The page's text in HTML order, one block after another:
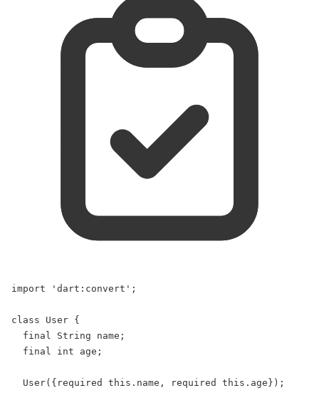
import 'dart:convert' ;
class User {
final
String name;
final
int age;
User({ required this .name, required this .age});